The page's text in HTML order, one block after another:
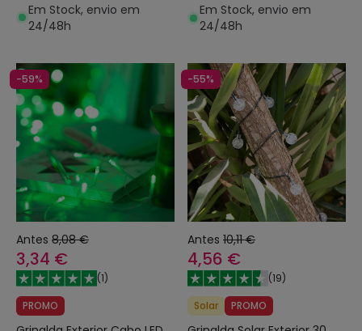
Em Stock, envio em
24/48h
Em Stock, envio em
24/48h
-59%
Antes 8,08 €
3,34 €
(1)
PROMO
-55%
Antes 10,11 €
4,56 €
(19)
Solar
PROMO